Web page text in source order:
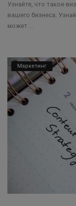
Узнайте, что такое
вашего бизнеса.
может ...
Маркетинг